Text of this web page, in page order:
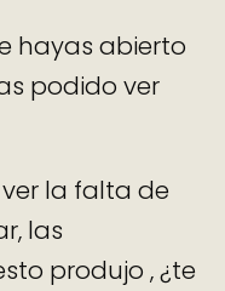
hayas abierto
podido ver
la falta de
las
produjo , ¿te